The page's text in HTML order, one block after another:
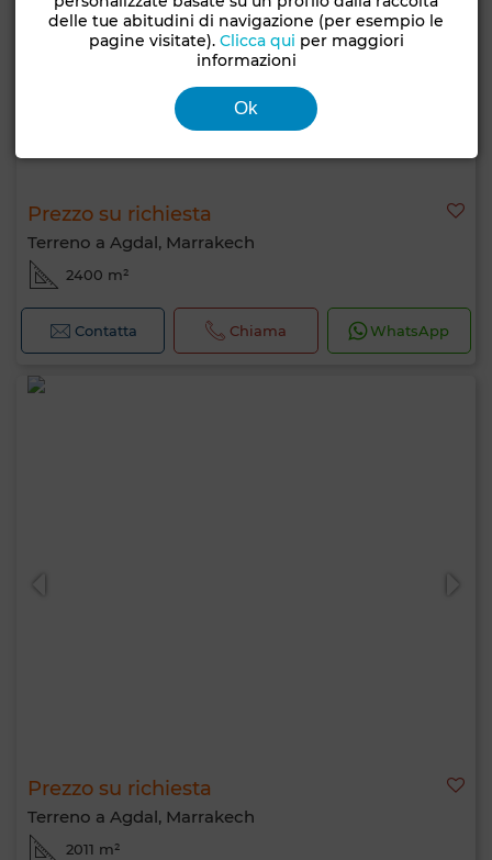
Prezzo su richiesta
Terreno a Agdal, Marrakech
2400 m²
Contatta Chiama WhatsApp
Prezzo su richiesta
Terreno a Agdal, Marrakech
2011 m²
delle tue abitudini di navigazione (per esempio le
pagine visitate). Clicca qui per maggiori
informazioni
Ok